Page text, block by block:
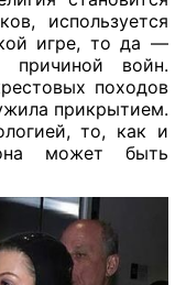
используется
игре, то да —
причиной войн.
походов
прикрытием.
то, как и
может быть